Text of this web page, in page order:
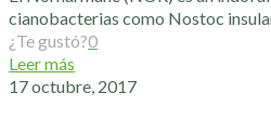
cianobacterias como Nostoc
¿Te gustó?0
Leer más
17 octubre, 2017